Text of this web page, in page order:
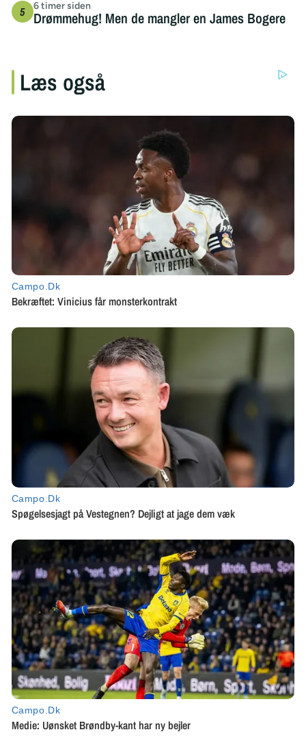
6 timer siden
Drømmehug! Men de mangler en James Bogere